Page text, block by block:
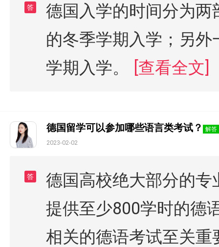
答
德国入学的时间分为
的冬季学期入学；另
学期入学。
[查看全文]
德国留学可以参加哪些语言类考试？ 解答
2023-02-02
答
德国高校绝大部分的
提供至少800学时的德
相关的德语考试至关重